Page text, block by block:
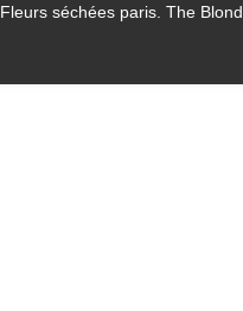
Fleurs séchées paris. The